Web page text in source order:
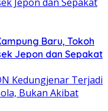
Baru, Tokoh
Jepon dan Sepakat